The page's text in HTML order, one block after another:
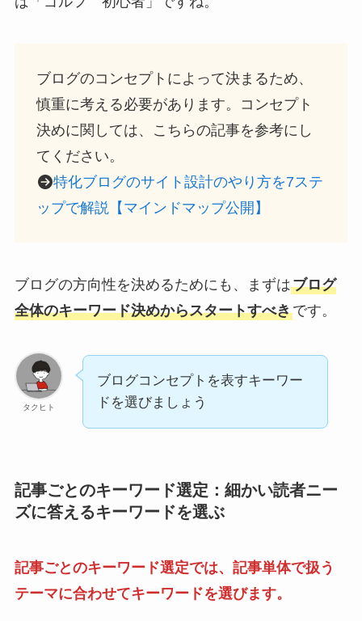
ブログのコンセプトによって決まるため、
慎重に考える必要があります。コンセプト
決めに関しては、こちらの記事を参考にし
てください。
特化ブログのサイト設計のやり方を7ステ
ップで解説【マインドマップ公開】
ブログの方向性を決めるためにも、まずはブログ
全体のキーワード決めからスタートすべきです。
タクヒト
ブログコンセプトを表すキーワー
ドを選びましょう
記事ごとのキーワード選定：細かい読者ニー
ズに答えるキーワードを選ぶ
記事ごとのキーワード選定では、記事単体で扱う
テーマに合わせてキーワードを選びます。